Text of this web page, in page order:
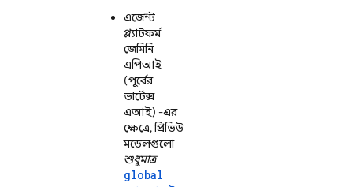
এজেন্ট
প্ল্যাটফর্ম
জেমিনি
এপিআই
(পূর্বের
ভার্টেক্স
এআই) -এর
ক্ষেত্রে, প্রিভিউ
মডেলগুলো
শুধুমাত্র
global